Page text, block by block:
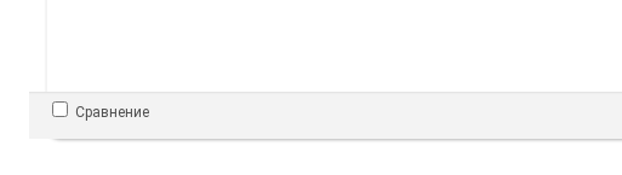
Сравнение